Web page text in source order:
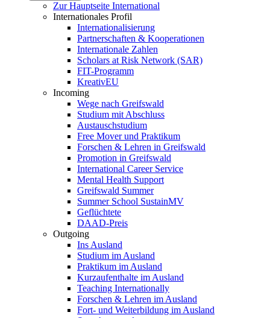
Zur Hauptseite International
Internationales Profil
Internationalisierung
Partnerschaften & Kooperationen
Internationale Zahlen
Scholars at Risk Network (SAR)
FIT-Programm
KreativEU
Incoming
Wege nach Greifswald
Studium mit Abschluss
Austauschstudium
Free Mover und Praktikum
Forschen & Lehren in Greifswald
Promotion in Greifswald
International Career Service
Mental Health Support
Greifswald Summer
Summer School SustainMV
Geflüchtete
DAAD-Preis
Outgoing
Ins Ausland
Studium im Ausland
Praktikum im Ausland
Kurzaufenthalte im Ausland
Teaching Internationally
Forschen & Lehren im Ausland
Fort- und Weiterbildung im Ausland